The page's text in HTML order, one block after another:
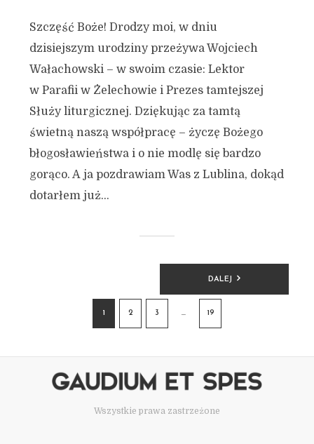
Szczęść Boże! Drodzy moi, w dniu
dzisiejszym urodziny przeżywa Wojciech
Wałachowski – w swoim czasie: Lektor
w Parafii w Żelechowie i Prezes tamtejszej
Służy liturgicznej. Dziękując za tamtą
świetną naszą współpracę – życzę Bożego
błogosławieństwa i o nie modlę się bardzo
gorąco. A ja pozdrawiam Was z Lublina, dokąd
dotarłem już...
WPISÓW
1 2 3 … 19
DALEJ
Wszystkie prawa zastrzeżone